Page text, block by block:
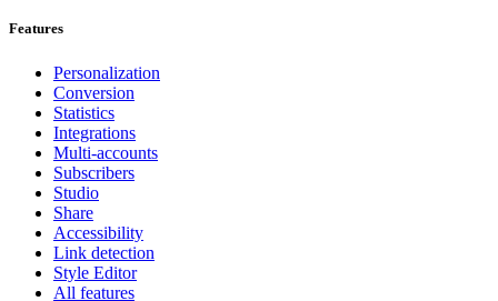
Features
Personalization
Conversion
Statistics
Integrations
Multi-accounts
Subscribers
Studio
Share
Accessibility
Link detection
Style Editor
All features